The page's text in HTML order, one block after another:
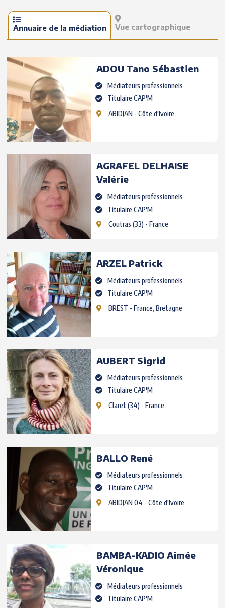
Annuaire de la médiation Vue cartographique
ADOU Tano Sébastien
Médiateurs professionnels
Titulaire CAP'M
ABIDJAN- Côte d'Ivoire
AGRAFEL DELHAISE
Valérie
Médiateurs professionnels
Titulaire CAP'M
Coutras (33) - France
ARZEL Patrick
Médiateurs professionnels
Titulaire CAP'M
BREST - France, Bretagne
AUBERT Sigrid
Médiateurs professionnels
Titulaire CAP'M
Claret (34) - France
BALLO René
Médiateurs professionnels
Titulaire CAP'M
ABIDJAN 04 - Côte d'Ivoire
BAMBA-KADIO Aimée
Véronique
Médiateurs professionnels
Titulaire CAP'M